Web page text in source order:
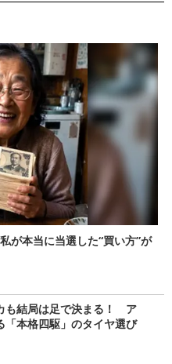
が本当に当選した“買い方”が
も結局は足で決まる！ ア
「本格四駆」のタイヤ選び